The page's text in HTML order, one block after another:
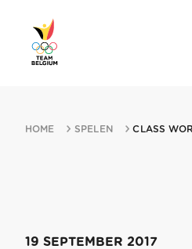
HOME SPELEN
19 SEPTEMBER 2017